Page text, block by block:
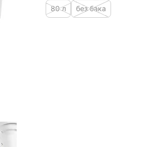
80 л без бака